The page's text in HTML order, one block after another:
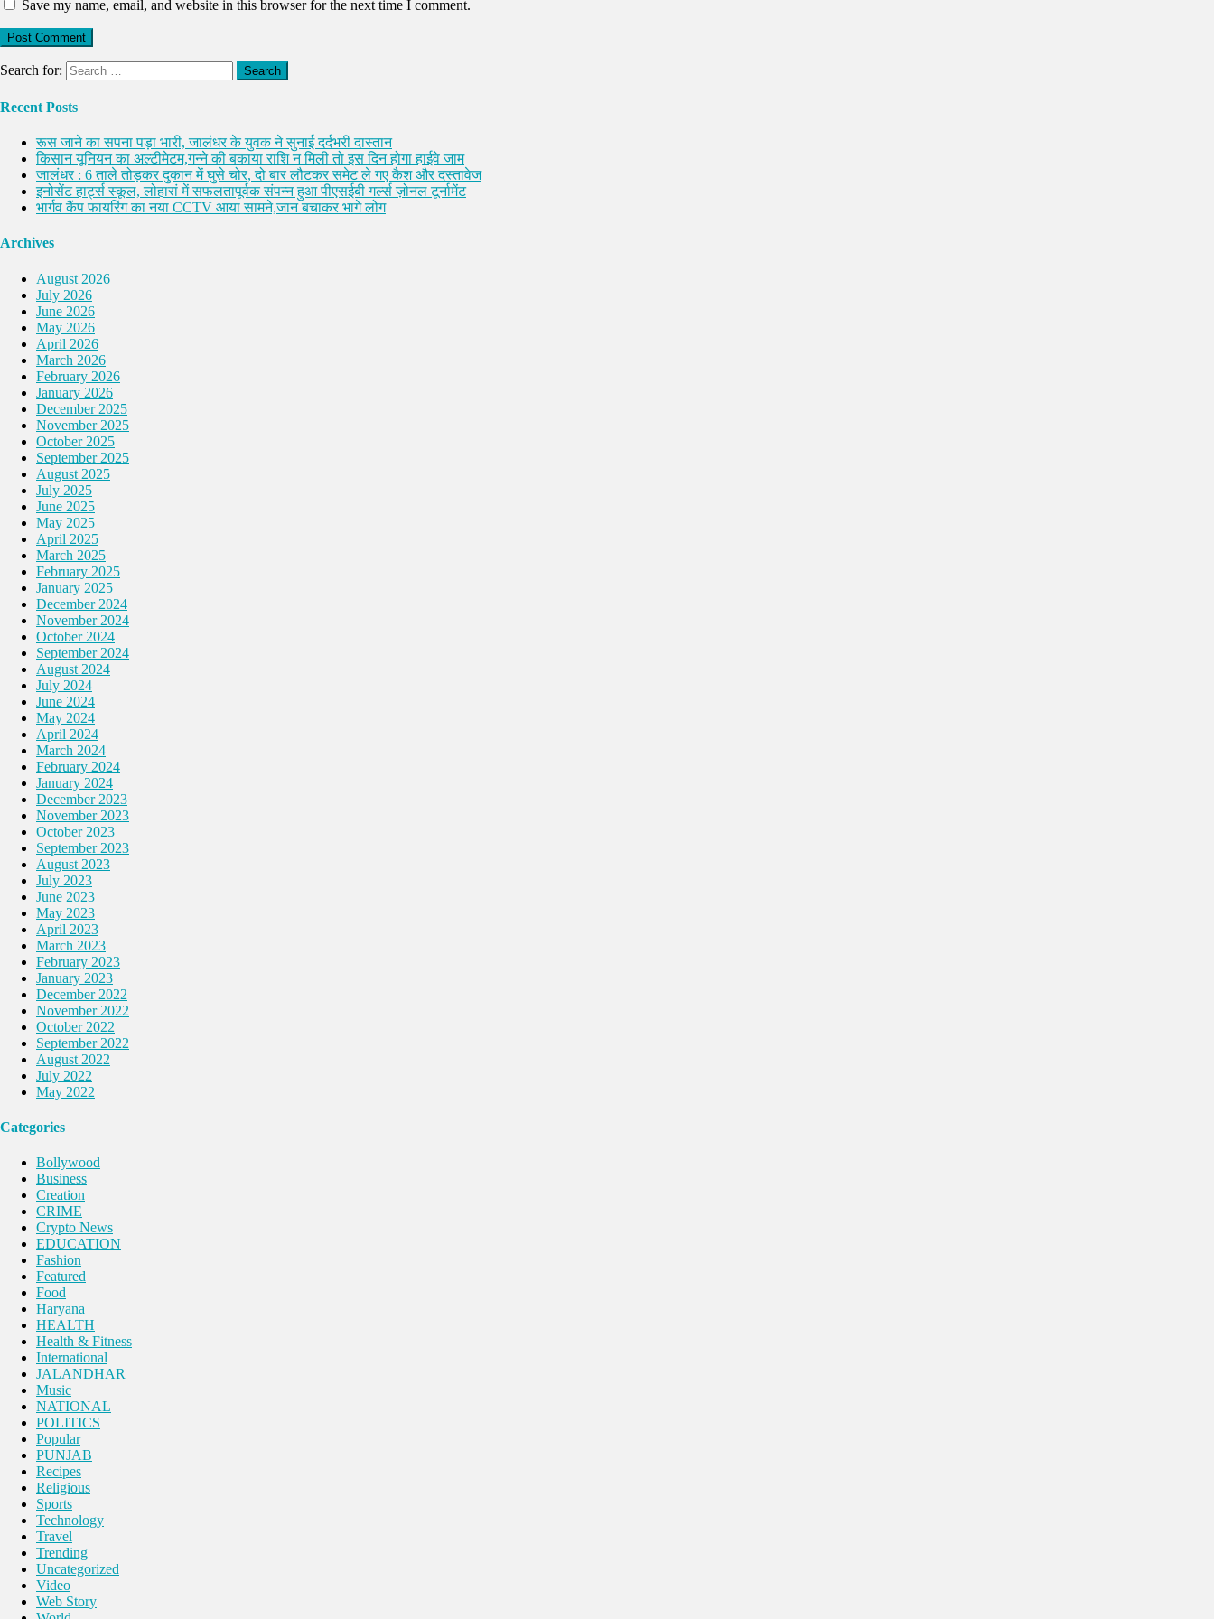
Save my name, email, and website in this browser for the next time I comment.
Search for:
Recent Posts
रूस जाने का सपना पड़ा भारी, जालंधर के युवक ने सुनाई दर्दभरी दास्तान
किसान यूनियन का अल्टीमेटम,गन्ने की बकाया राशि न मिली तो इस दिन होगा हाईवे जाम
जालंधर : 6 ताले तोड़कर दुकान में घुसे चोर, दो बार लौटकर समेट ले गए कैश और दस्तावेज
इनोसेंट हार्ट्स स्कूल, लोहारां में सफलतापूर्वक संपन्न हुआ पीएसईबी गर्ल्स ज़ोनल टूर्नामेंट
भार्गव कैंप फायरिंग का नया CCTV आया सामने,जान बचाकर भागे लोग
Archives
August 2026
July 2026
June 2026
May 2026
April 2026
March 2026
February 2026
January 2026
December 2025
November 2025
October 2025
September 2025
August 2025
July 2025
June 2025
May 2025
April 2025
March 2025
February 2025
January 2025
December 2024
November 2024
October 2024
September 2024
August 2024
July 2024
June 2024
May 2024
April 2024
March 2024
February 2024
January 2024
December 2023
November 2023
October 2023
September 2023
August 2023
July 2023
June 2023
May 2023
April 2023
March 2023
February 2023
January 2023
December 2022
November 2022
October 2022
September 2022
August 2022
July 2022
May 2022
Categories
Bollywood
Business
Creation
CRIME
Crypto News
EDUCATION
Fashion
Featured
Food
Haryana
HEALTH
Health & Fitness
International
JALANDHAR
Music
NATIONAL
POLITICS
Popular
PUNJAB
Recipes
Religious
Sports
Technology
Travel
Trending
Uncategorized
Video
Web Story